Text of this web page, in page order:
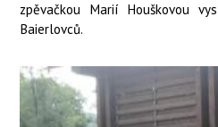
zpěvačkou Marií Houškovou
Baierlovců.